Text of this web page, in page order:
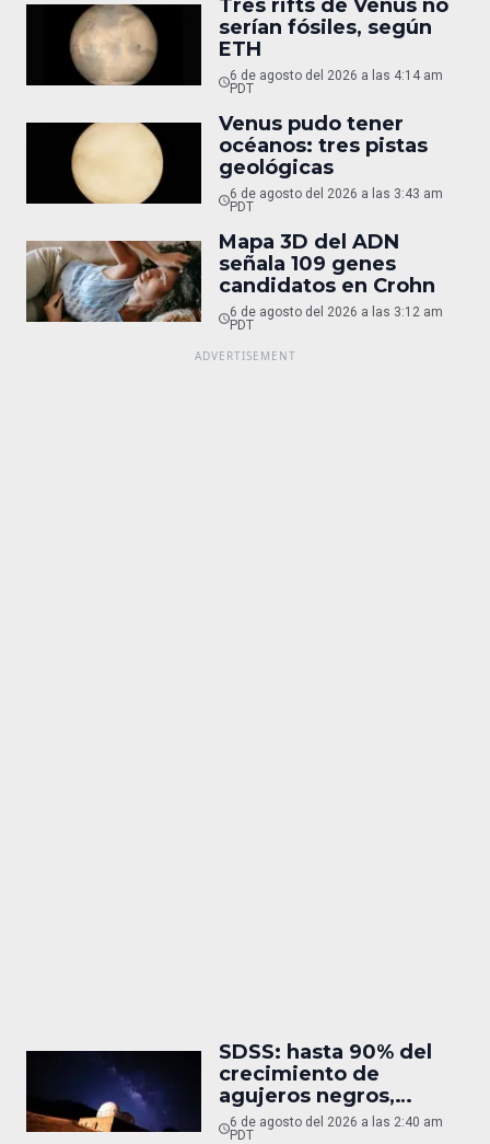
Tres rifts de Venus no
serían fósiles, según
ETH
6 de agosto del 2026 a las 4:14 am
PDT
Venus pudo tener
océanos: tres pistas
geológicas
6 de agosto del 2026 a las 3:43 am
PDT
Mapa 3D del ADN
señala 109 genes
candidatos en Crohn
6 de agosto del 2026 a las 3:12 am
PDT
SDSS: hasta 90% del
crecimiento de
agujeros negros,
oculto
6 de agosto del 2026 a las 2:40 am
PDT